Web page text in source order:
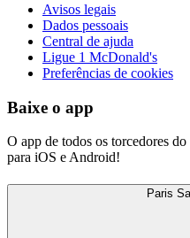
Avisos legais
Dados pessoais
Central de ajuda
Ligue 1 McDonald's
Preferências de cookies
Baixe o app
O app de todos os torcedores
para iOS e Android!
Paris